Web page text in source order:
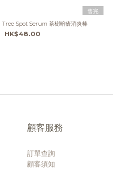
售完
Spot Serum 茶樹暗瘡消炎棒
HK$48.00
顧客服務
訂單查詢
顧客須知